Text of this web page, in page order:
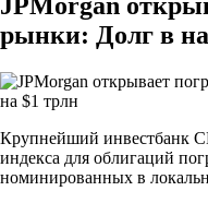
рынки: Долг в
Крупнейший инвестбанк
индекса для облигаций
номинированных в